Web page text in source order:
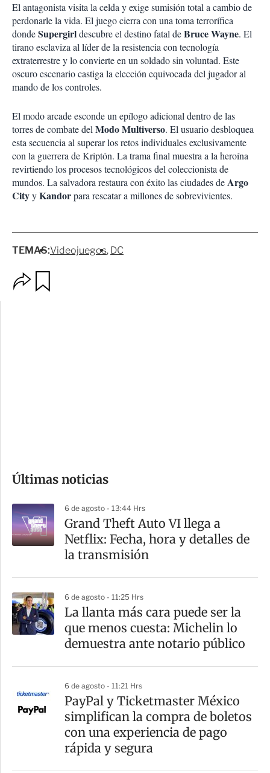
El antagonista visita la celda y exige sumisión total a cambio de
perdonarle la vida. El juego cierra con una toma terrorífica
dondeSupergirldescubre el destino fatal deBruce Wayne. El
tirano esclaviza al líder de la resistencia con tecnología
extraterrestre y lo convierte en un soldado sin voluntad. Este
oscuro escenario castiga la elección equivocada del jugador al
mando de los controles.
El modo arcade esconde un epílogo adicional dentro de las
torres de combate delModo Multiverso. El usuario desbloquea
esta secuencia al superar los retos individuales exclusivamente
con la guerrera de Kriptón. La trama final muestra a la heroína
revirtiendo los procesos tecnológicos del coleccionista de
mundos. La salvadora restaura con éxito las ciudades deArgo
CityyKandorpara rescatar a millones de sobrevivientes.
TEMAS:Videojuegos DC
m
a
r
t
Últimas noticias
6 de agosto - 13:44 Hrs
Grand Theft Auto VI llega a
Netflix: Fecha, hora y detalles de
la transmisión
6 de agosto - 11:25 Hrs
La llanta más cara puede ser la
que menos cuesta: Michelin lo
demuestra ante notario público
6 de agosto - 11:21 Hrs
PayPal y Ticketmaster México
simplifican la compra de boletos
con una experiencia de pago
rápida y segura